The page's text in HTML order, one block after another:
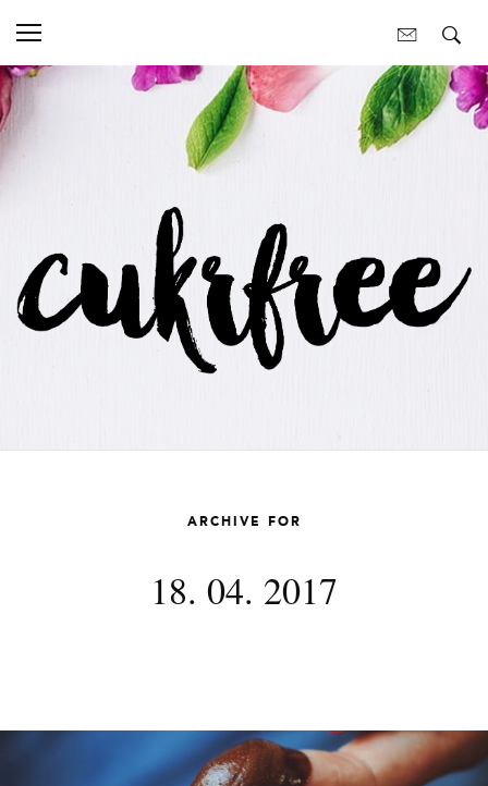
ARCHIVE FOR
18. 04. 2017